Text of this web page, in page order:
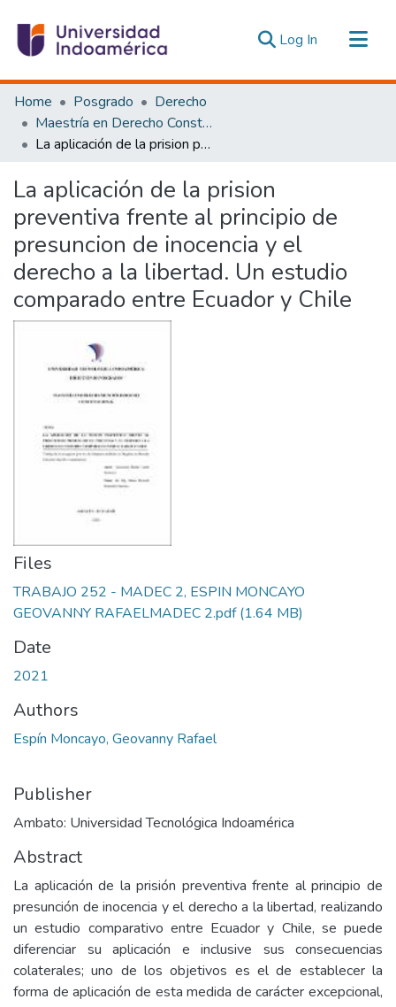
Log In (current)
Communities & Collections
All of DSpace
Statistics
Estadísticas Externas
Home Posgrado
Derecho
Maestría en Derecho Constitucional con Mención en Derecho Constitucional
La aplicación de la prision preventiva frente al principio de presuncion de inocencia y el derecho a la libertad. Un estudio comparado entre Ecuador y Chile
La aplicación de la prision
preventiva frente al principio de
presuncion de inocencia y el
derecho a la libertad. Un estudio
comparado entre Ecuador y Chile
Files
TRABAJO 252 - MADEC 2, ESPIN MONCAYO
GEOVANNY RAFAELMADEC 2.pdf(1.64 MB)
Date
2021
Authors
Espín Moncayo, Geovanny Rafael
Publisher
Ambato: Universidad Tecnológica Indoamérica
Abstract
La aplicación de la prisión preventiva frente al principio de
presunción de inocencia y el derecho a la libertad, realizando
un estudio comparativo entre Ecuador y Chile, se puede
diferenciar su aplicación e inclusive sus consecuencias
colaterales; uno de los objetivos es el de establecer la
forma de aplicación de esta medida de carácter excepcional,